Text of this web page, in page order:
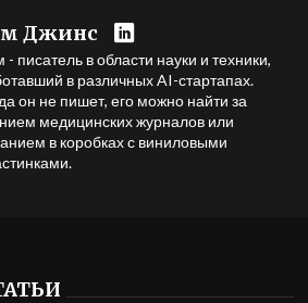
Джинс
- писатель в области науки и техники,
в различных AI-стартапах.
он не пишет, его можно найти за
медицинских журналов или
в коробках с виниловыми